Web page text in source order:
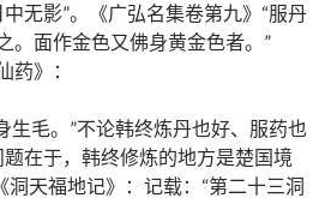
无影”。《广弘名集卷第九》“服丹
。面作金色又佛身黄金色者。”
药》：
生毛。”不论韩终炼丹也好、服药也
在于，韩终修炼的地方是楚国境
洞天福地记》：记载：“第二十三洞